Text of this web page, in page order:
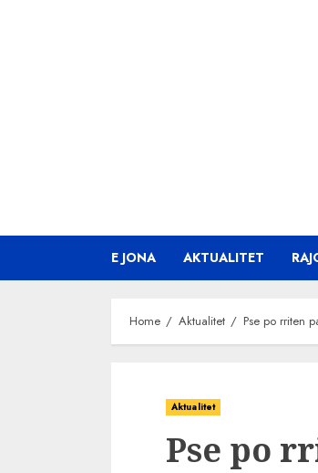
E JONA AKTUALITET
Home Aktualitet Pse po rriten
Aktualitet
Pse po